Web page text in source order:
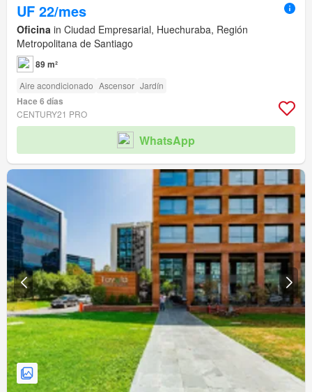
UF 22/mes
Oficina in Ciudad Empresarial, Huechuraba, Región
Metropolitana de Santiago
89 m²
Aire acondicionado Ascensor Jardín
Hace 6 días
CENTURY21 PRO
WhatsApp